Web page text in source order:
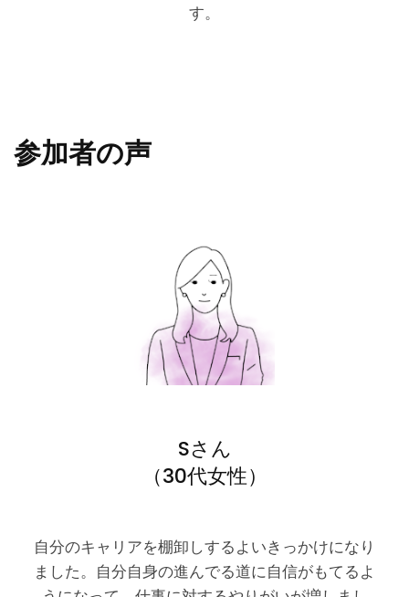
す。
参加者の声
Sさん
（30代女性）
自分のキャリアを棚卸しするよいきっかけになり
ました。自分自身の進んでる道に自信がもてるよ